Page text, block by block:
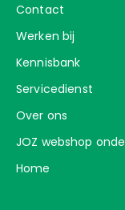
Contact
Werken bij
Kennisbank
Servicedienst
Over ons
JOZ webshop
Home